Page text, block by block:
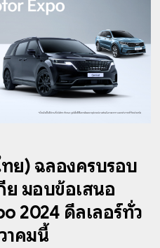
ทย) ฉลองครบรอบ
มอบข้อเสนอ
2024 ดีลเลอร์ทั่ว
าคมนี้